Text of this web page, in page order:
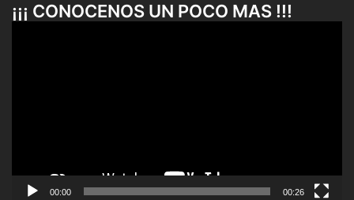
¡¡¡ CONOCENOS UN POCO MAS !!!
00:00 00:26